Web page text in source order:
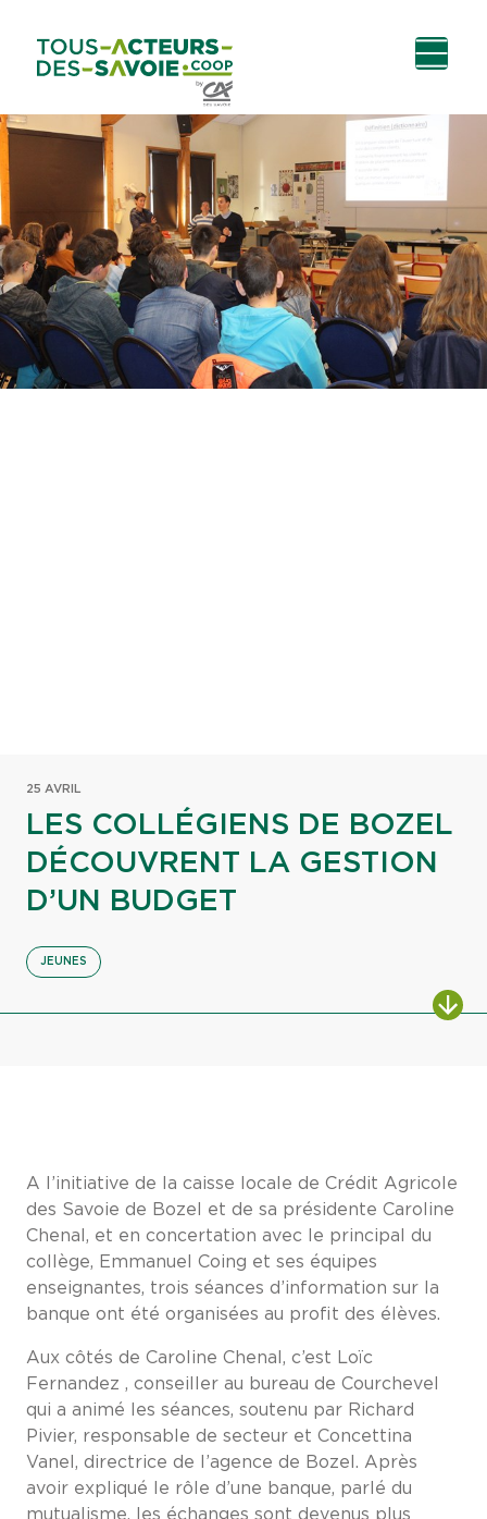
contenu
principal
25 AVRIL
LES COLLÉGIENS DE BOZEL
DÉCOUVRENT LA GESTION
D’UN BUDGET
JEUNES
A l’initiative de la caisse locale de Crédit Agricole
des Savoie de Bozel et de sa présidente Caroline
Chenal, et en concertation avec le principal du
collège, Emmanuel Coing et ses équipes
enseignantes, trois séances d’information sur la
banque ont été organisées au profit des élèves.
Aux côtés de Caroline Chenal, c’est Loïc
Fernandez , conseiller au bureau de Courchevel
qui a animé les séances, soutenu par Richard
Pivier, responsable de secteur et Concettina
Vanel, directrice de l’agence de Bozel. Après
avoir expliqué le rôle d’une banque, parlé du
mutualisme, les échanges sont devenus plus